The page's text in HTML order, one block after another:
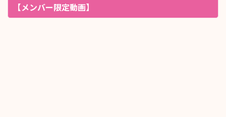
【メンバー限定動画】